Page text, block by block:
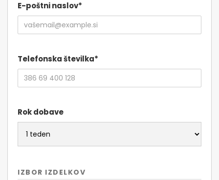
E-poštni naslov*
Telefonska številka*
Rok dobave
IZBOR IZDELKOV